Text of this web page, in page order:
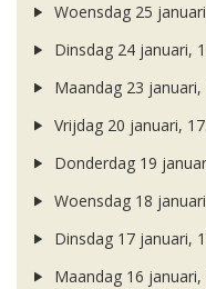
Woensdag 25
Dinsdag 24 januari,
Maandag 23 januari,
Vrijdag 20 januari,
Donderdag 19
Woensdag 18
Dinsdag 17 januari,
Maandag 16 januari,